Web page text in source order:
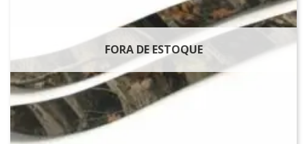
FORA DE ESTOQUE